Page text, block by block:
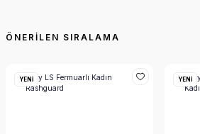
YENİ YENİ